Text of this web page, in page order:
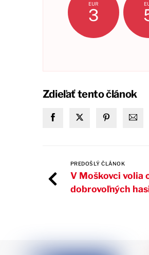
EUR
3
Zdieľať tento článok
PREDOŠLÝ ČLÁNOK
V Moškovci volia
dobrovoľných